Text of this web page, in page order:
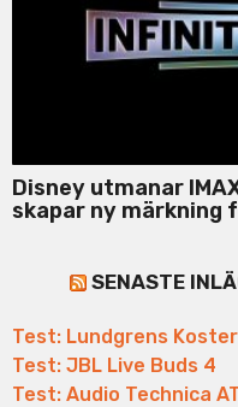
Disney utmanar
skapar ny märkning
SENASTE
Test: Lundgrens
Test: JBL Live Buds 4
Test: Audio Technica